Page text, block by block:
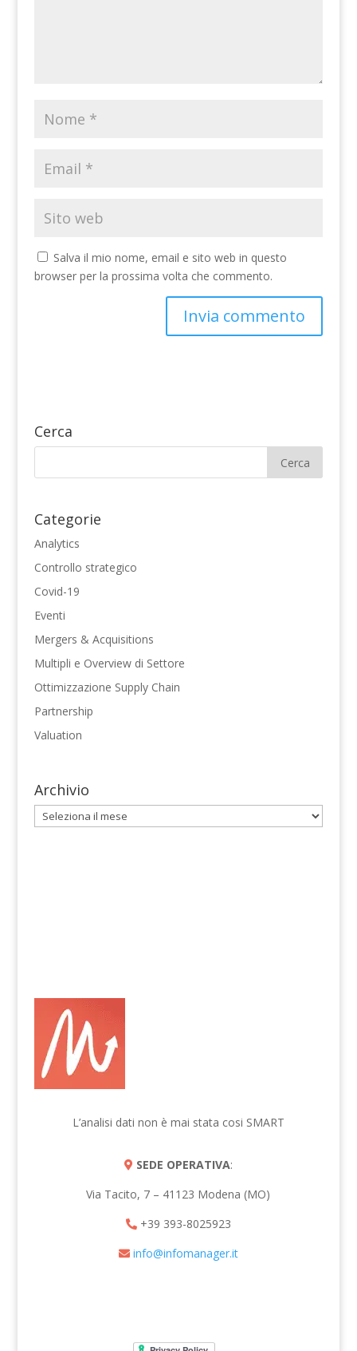
Salva il mio nome, email e sito web in questo
browser per la prossima volta che commento.
Invia commento
Cerca
Categorie
Analytics
Controllo strategico
Covid-19
Eventi
Mergers & Acquisitions
Multipli e Overview di Settore
Ottimizzazione Supply Chain
Partnership
Valuation
Archivio
Archivio
L’analisi dati non è mai stata cosi SMART
SEDE OPERATIVA:
Via Tacito, 7 – 41123 Modena (MO)
+39 393-8025923
info@infomanager.it